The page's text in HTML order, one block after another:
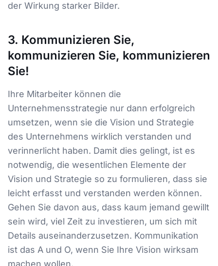
der Wirkung starker Bilder.
3. Kommunizieren Sie,
kommunizieren Sie, kommunizieren
Sie!
Ihre Mitarbeiter können die
Unternehmensstrategie nur dann erfolgreich
umsetzen, wenn sie die Vision und Strategie
des Unternehmens wirklich verstanden und
verinnerlicht haben. Damit dies gelingt, ist es
notwendig, die wesentlichen Elemente der
Vision und Strategie so zu formulieren, dass sie
leicht erfasst und verstanden werden können.
Gehen Sie davon aus, dass kaum jemand gewillt
sein wird, viel Zeit zu investieren, um sich mit
Details auseinanderzusetzen. Kommunikation
ist das A und O, wenn Sie Ihre Vision wirksam
machen wollen.